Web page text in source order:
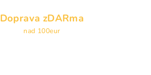
Doprava zDARma
nad 100eur